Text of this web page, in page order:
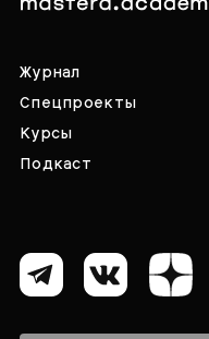
Журнал
Спецпроекты
Курсы
Подкаст